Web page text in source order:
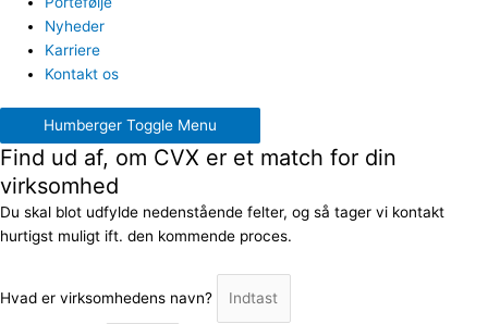
Nyheder
Karriere
Kontakt os
Humberger Toggle Menu
Find ud af, om CVX er et match for din
virksomhed
Du skal blot udfylde nedenstående felter, og så tager vi kontakt
hurtigst muligt ift. den kommende proces.
Hvad er virksomhedens navn?